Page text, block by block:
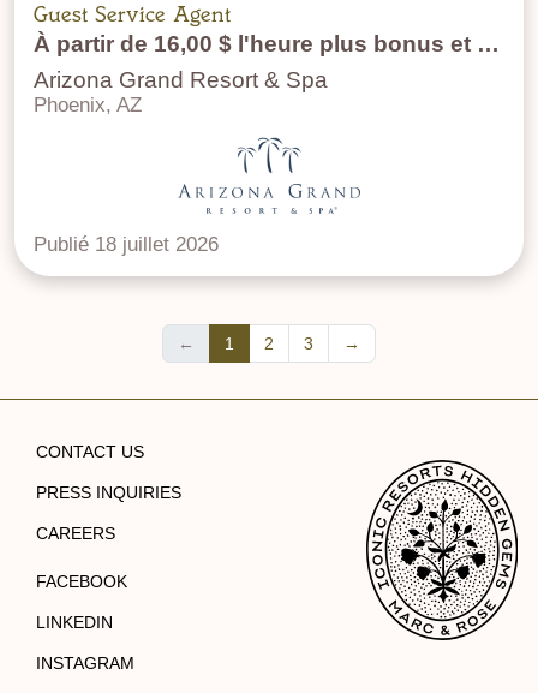
Guest Service Agent
À partir de 16,00 $ l'heure plus bonus et pourboires
Arizona Grand Resort & Spa
Phoenix, AZ
Publié 18 juillet 2026
← 1 2 3 →
CONTACT US
PRESS INQUIRIES
CAREERS
FACEBOOK
LINKEDIN
INSTAGRAM